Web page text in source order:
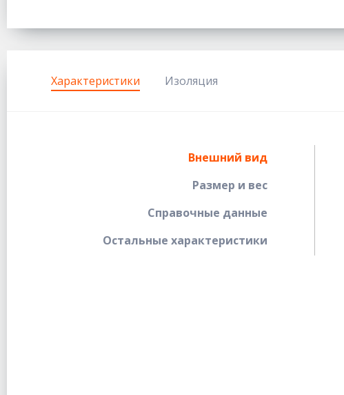
Характеристики Изоляция
Внешний вид
Размер и вес
Справочные данные
Остальные характеристики